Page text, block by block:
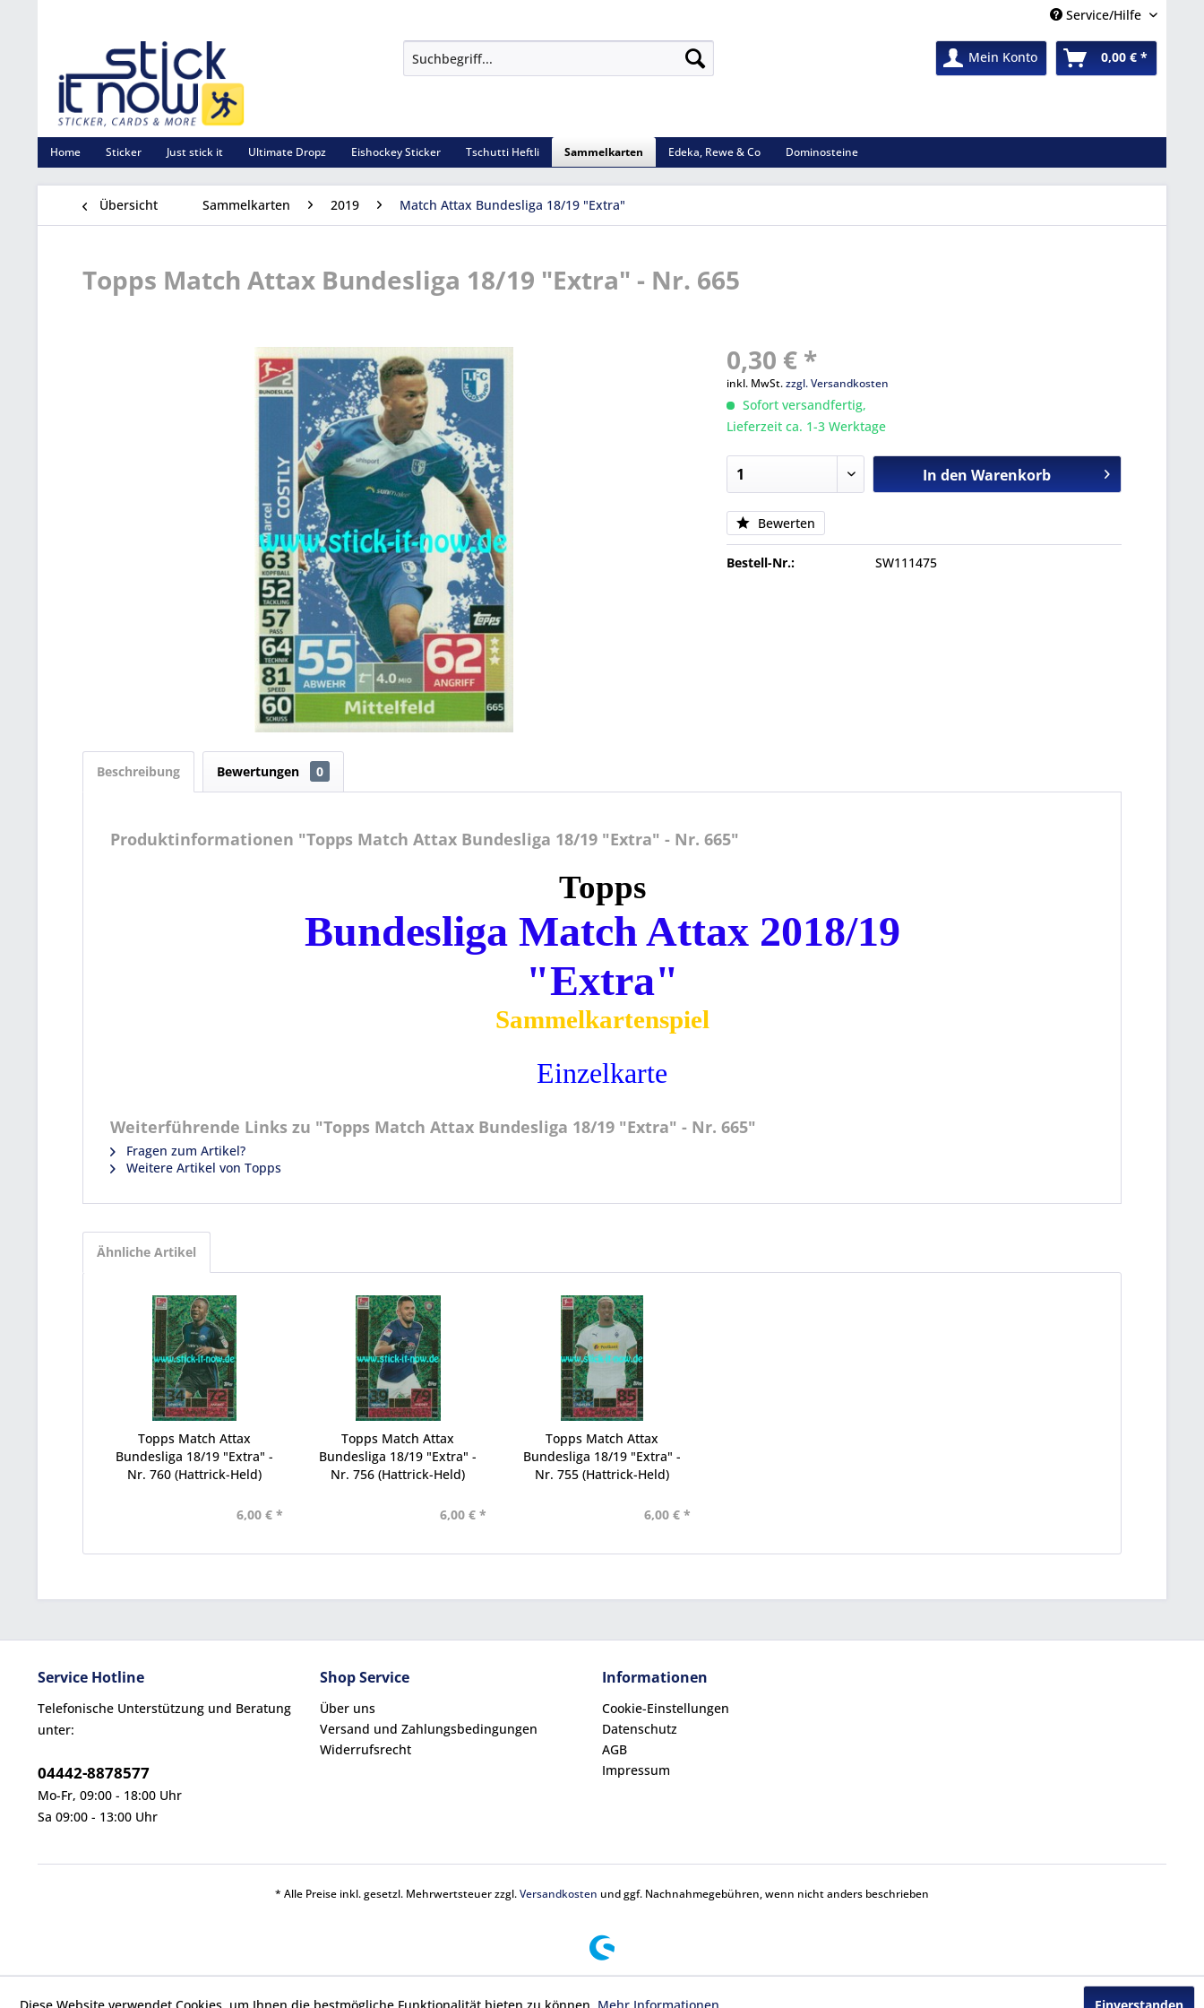
Service/Hilfe
Mein Konto 0,00 € *
Home Sticker Just stick it Ultimate Dropz Eishockey Sticker Tschutti Heftli Sammelkarten Edeka, Rewe & Co Dominosteine
Übersicht Sammelkarten 2019 Match Attax Bundesliga 18/19 "Extra"
Topps Match Attax Bundesliga 18/19 "Extra" - Nr. 665
0,30 € *
inkl. MwSt.zzgl. Versandkosten
Sofort versandfertig,
Lieferzeit ca. 1-3 Werktage
In den Warenkorb
Bewerten
Bestell-Nr.: SW111475
Beschreibung Bewertungen 0
Produktinformationen "Topps Match Attax Bundesliga 18/19 "Extra" - Nr. 665"
Topps
Bundesliga Match Attax 2018/19
"Extra"
Sammelkartenspiel
Einzelkarte
Weiterführende Links zu "Topps Match Attax Bundesliga 18/19 "Extra" - Nr. 665"
Fragen zum Artikel?
Weitere Artikel von Topps
Ähnliche Artikel
Topps Match Attax
Bundesliga 18/19 "Extra" -
Nr. 760 (Hattrick-Held)
6,00 € *
Topps Match Attax
Bundesliga 18/19 "Extra" -
Nr. 756 (Hattrick-Held)
6,00 € *
Topps Match Attax
Bundesliga 18/19 "Extra" -
Nr. 755 (Hattrick-Held)
6,00 € *
Service Hotline
Telefonische Unterstützung und Beratung
unter:
04442-8878577
Mo-Fr, 09:00 - 18:00 Uhr
Sa 09:00 - 13:00 Uhr
Shop Service
Über uns
Versand und Zahlungsbedingungen
Widerrufsrecht
Informationen
Cookie-Einstellungen
Datenschutz
AGB
Impressum
* Alle Preise inkl. gesetzl. Mehrwertsteuer zzgl.Versandkosten und ggf. Nachnahmegebühren, wenn nicht anders beschrieben